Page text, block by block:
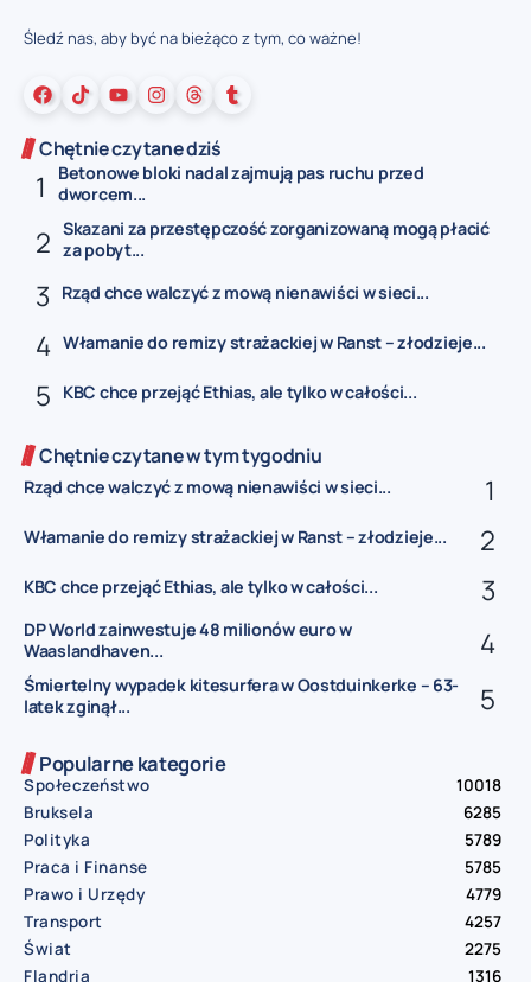
Śledź nas, aby być na bieżąco z tym, co ważne!
Chętnie czytane dziś
Betonowe bloki nadal zajmują pas ruchu przed
dworcem...
Skazani za przestępczość zorganizowaną mogą płacić
za pobyt...
Rząd chce walczyć z mową nienawiści w sieci...
Włamanie do remizy strażackiej w Ranst – złodzieje...
KBC chce przejąć Ethias, ale tylko w całości...
Chętnie czytane w tym tygodniu
Rząd chce walczyć z mową nienawiści w sieci...
Włamanie do remizy strażackiej w Ranst – złodzieje...
KBC chce przejąć Ethias, ale tylko w całości...
DP World zainwestuje 48 milionów euro w
Waaslandhaven...
Śmiertelny wypadek kitesurfera w Oostduinkerke – 63-
latek zginął...
Popularne kategorie
Społeczeństwo
10018
Bruksela
6285
Polityka
5789
Praca i Finanse
5785
Prawo i Urzędy
4779
Transport
4257
Świat
2275
Flandria
1316